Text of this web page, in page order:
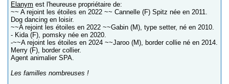
Elanym est l'heureuse propriétaire de:
~~ A rejoint les étoiles en 2022 ~~ Cannelle (F) Spitz née en 2011.
Dog dancing en loisir.
~~A rejoint les étoiles en 2022 ~~Gabin (M), type setter, né en 2010.
- Kida (F), pomsky née en 2020.
-~~A rejoint les étoiles en 2024 ~~Jaroo (M), border collie né en 2014.
Merry (F), border collier.
Agent animalier SPA.
Les familles nombreuses !